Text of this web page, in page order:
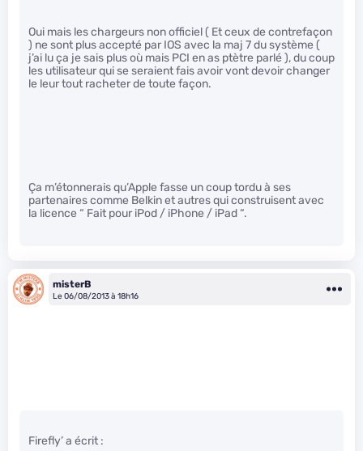
Oui mais les chargeurs non officiel ( Et ceux de contrefaçon
) ne sont plus accepté par IOS avec la maj 7 du système (
j’ai lu ça je sais plus où mais PCI en as ptètre parlé ), du coup
les utilisateur qui se seraient fais avoir vont devoir changer
le leur tout racheter de toute façon.
Ça m’étonnerais qu’Apple fasse un coup tordu à ses
partenaires comme Belkin et autres qui construisent avec
la licence “ Fait pour iPod / iPhone / iPad “.
misterB
Le 06/08/2013 à 18h16
Firefly’ a écrit :